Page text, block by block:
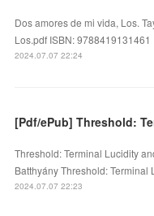
Dos amores de mi vida, Los.
Los.pdf ISBN:
2024.07.07 22:24
[Pdf/ePub] Threshold:
Threshold: Terminal Lucidity
Batthyány Threshold: Terminal
2024.07.07 22:23